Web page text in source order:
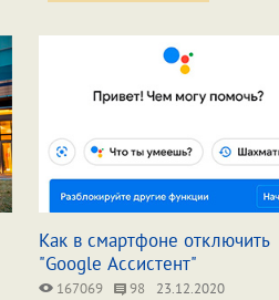
Как в смартфоне отключить
"Google Ассистент"
167069 98 23.12.2020